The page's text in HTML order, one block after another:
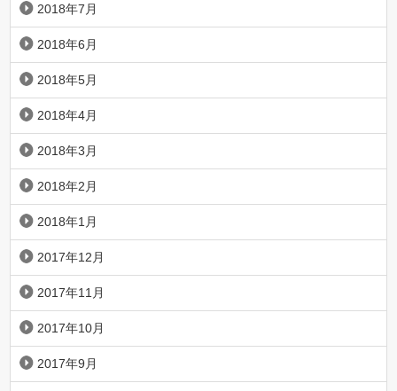
2018年7月
2018年6月
2018年5月
2018年4月
2018年3月
2018年2月
2018年1月
2017年12月
2017年11月
2017年10月
2017年9月